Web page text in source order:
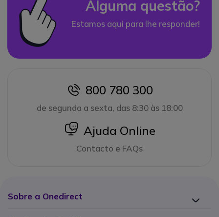
Alguma questão?
Estamos aqui para lhe responder!
icon
800 780 300
de segunda a sexta, das 8:30 às 18:00
icon
Ajuda Online
Contacto e FAQs
Sobre a Onedirect